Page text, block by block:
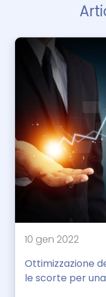
10 gen 2022
Ottimizzazione
le scorte per